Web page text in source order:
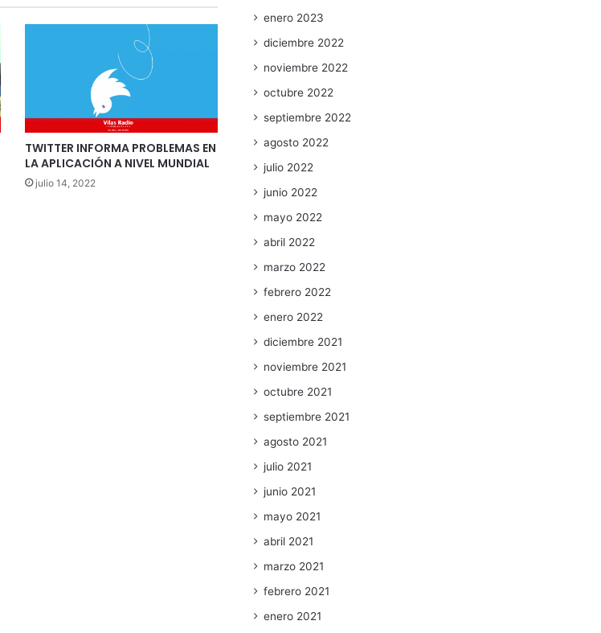
TWITTER INFORMA PROBLEMAS EN
LA APLICACIÓN A NIVEL MUNDIAL
julio 14, 2022
enero 2023
diciembre 2022
noviembre 2022
octubre 2022
septiembre 2022
agosto 2022
julio 2022
junio 2022
mayo 2022
abril 2022
marzo 2022
febrero 2022
enero 2022
diciembre 2021
noviembre 2021
octubre 2021
septiembre 2021
agosto 2021
julio 2021
junio 2021
mayo 2021
abril 2021
marzo 2021
febrero 2021
enero 2021